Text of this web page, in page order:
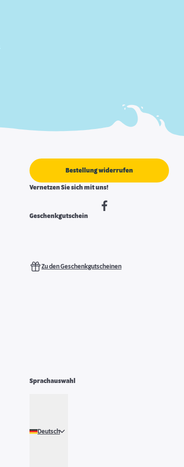
Bestellung widerrufen
Vernetzen Sie sich mit uns!
Geschenkgutschein
Zu den Geschenkgutscheinen
Sprachauswahl
Deutsch